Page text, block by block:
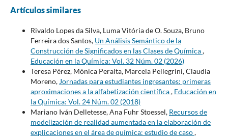
Artículos similares
Rivaldo Lopes da Silva, Luma Vitória de O. Souza, Bruno
Ferreira dos Santos, Un Análisis Semántico de la
Construcción de Significados en las Clases de Química,
Educación en la Química: Vol. 32 Núm. 02 (2026)
Teresa Pérez, Mónica Peralta, Marcela Pellegrini, Claudia
Moreno, Jornadas para estudiantes ingresantes: primeras
aproximaciones a la alfabetización científica, Educación en
la Química: Vol. 24 Núm. 02 (2018)
Mariano Iván Delletesse, Ana Fuhr Stoessel, Recursos de
modelización de realidad aumentada en la elaboración de
explicaciones en el área de química: estudio de caso,